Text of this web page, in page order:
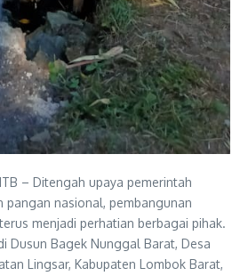
– Ditengah upaya pemerintah
pangan nasional, pembangunan
menjadi perhatian berbagai pihak.
Dusun Bagek Nunggal Barat, Desa
Lingsar, Kabupaten Lombok Barat,